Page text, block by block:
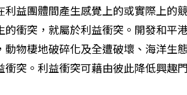
利益團體間產生感覺上的或實際上的
的衝突，就屬於利益衝突。開發和平
物棲地破碎化及全遭破壞、海洋生
衝突。利益衝突可藉由彼此降低興